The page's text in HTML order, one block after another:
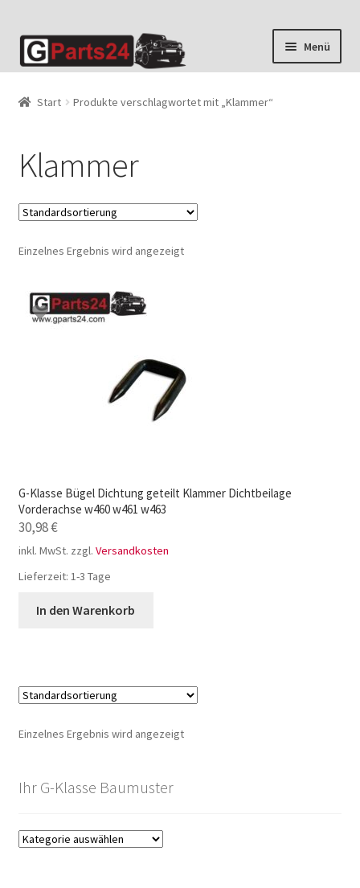
Zur
Navigation
Zum
Inhalt
Menü
Start Produkte verschlagwortet mit „Klammer“
Klammer
Einzelnes Ergebnis wird angezeigt
G-Klasse Bügel Dichtung geteilt Klammer Dichtbeilage
Vorderachse w460 w461 w463
30,98€
inkl. MwSt. zzgl. Versandkosten
Lieferzeit: 1-3 Tage
In den Warenkorb
Einzelnes Ergebnis wird angezeigt
Ihr G-Klasse Baumuster